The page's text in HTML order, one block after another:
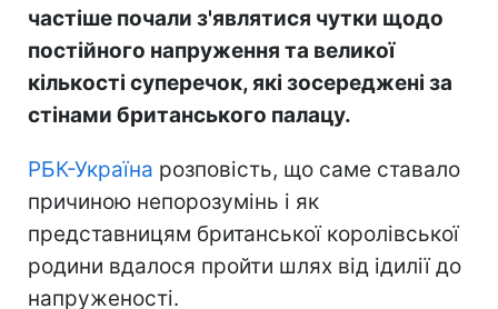
частіше почали з'являтися чутки щодо
постійного напруження та великої
кількості суперечок, які зосереджені за
стінами британського палацу.
РБК-Україна розповість, що саме ставало
причиною непорозумінь і як
представницям британської королівської
родини вдалося пройти шлях від ідилії до
напруженості.